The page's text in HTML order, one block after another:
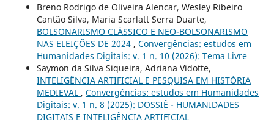
Breno Rodrigo de Oliveira Alencar, Wesley Ribeiro
Cantão Silva, Maria Scarlatt Serra Duarte,
BOLSONARISMO CLÁSSICO E NEO-BOLSONARISMO
NAS ELEIÇÕES DE 2024 , Convergências: estudos em
Humanidades Digitais: v. 1 n. 10 (2026): Tema Livre
Saymon da Silva Siqueira, Adriana Vidotte,
INTELIGÊNCIA ARTIFICIAL E PESQUISA EM HISTÓRIA
MEDIEVAL , Convergências: estudos em Humanidades
Digitais: v. 1 n. 8 (2025): DOSSIÊ - HUMANIDADES
DIGITAIS E INTELIGÊNCIA ARTIFICIAL